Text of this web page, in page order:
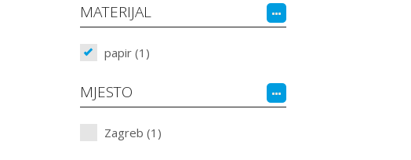
MATERIJAL
papir (1)
MJESTO
Zagreb (1)